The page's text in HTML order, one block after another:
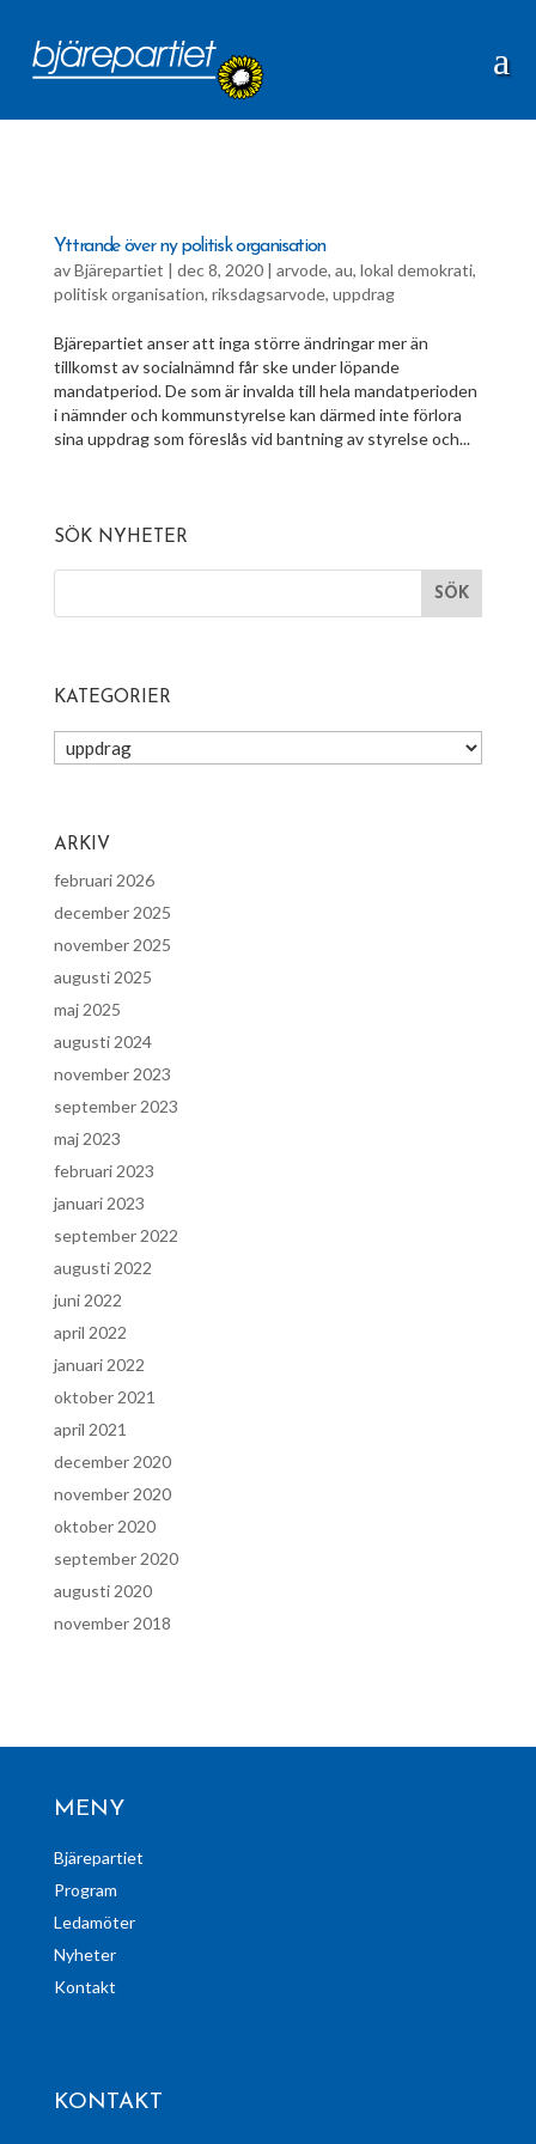
Yttrande över ny politisk organisation
avBjärepartiet | dec 8, 2020| arvode, au, lokal demokrati,
politisk organisation, riksdagsarvode, uppdrag
Bjärepartiet anser att inga större ändringar mer än
tillkomst av socialnämnd får ske under löpande
mandatperiod. De som är invalda till hela mandatperioden
i nämnder och kommunstyrelse kan därmed inte förlora
sina uppdrag som föreslås vid bantning av styrelse och...
SÖK NYHETER
KATEGORIER
Kategorier
ARKIV
februari 2026
december 2025
november 2025
augusti 2025
maj 2025
augusti 2024
november 2023
september 2023
maj 2023
februari 2023
januari 2023
september 2022
augusti 2022
juni 2022
april 2022
januari 2022
oktober 2021
april 2021
december 2020
november 2020
oktober 2020
september 2020
augusti 2020
november 2018
MENY
Bjärepartiet
Program
Ledamöter
Nyheter
Kontakt
KONTAKT